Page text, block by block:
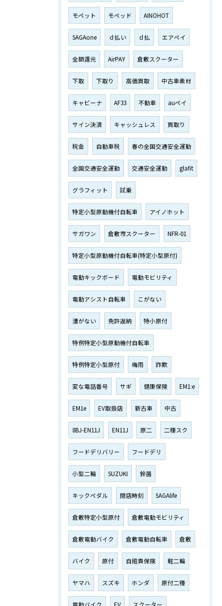
モペット モペッド AINOHOT
SAGAone ｄ払い ｄ払 エアペイ
全額還元 AirPAY 倉敷スクーター
下取 下取り 高価買取 中古車素材
キャビーナ AF33 不動車 auペイ
サイン決済 キャッシュレス 買取り
税金 自動車税 春の全国交通安全運動
全国交通安全運動 交通安全運動 glafit
グラフィット 試乗
特定小型原動機付自転車 アイノホット
サガワン 倉敷市スクーター NFR-01
特定小型原動機付自転車(特定小型原付)
電動キックボード 電動モビリティ
電動アシスト自転車 こがない
漕がない 免許返納 特小原付
特例特定小型原動機付自転車
特例特定小型原付 梅雨 詐欺
変な電話番号 サギ 健康保険 EM1:e
EM1e EV取扱店 新古車 中古
8BJ-EN11J EN11J 原二 二種スク
フードデリバリー フードデリ
小型二輪 SUZUKI 鈴菌
キックペダル 閉店時刻 SAGAlife
倉敷特定小型原付 倉敷電動モビリティ
倉敷電動バイク 倉敷電動自転車 倉敷
バイク 原付 自賠責保険 軽二輪
ヤマハ スズキ ホンダ 原付二種